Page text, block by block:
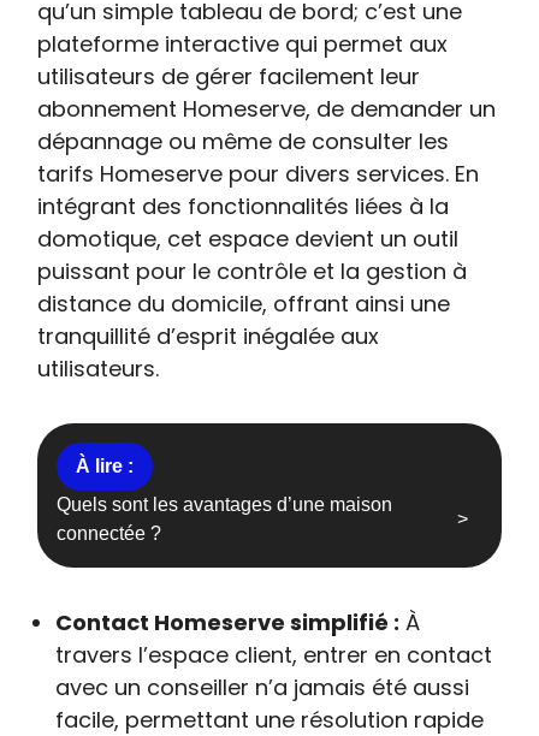
qu’un simple tableau de bord; c’est une
plateforme interactive qui permet aux
utilisateurs de gérer facilement leur
abonnement Homeserve, de demander un
dépannage ou même de consulter les
tarifs Homeserve pour divers services. En
intégrant des fonctionnalités liées à la
domotique, cet espace devient un outil
puissant pour le contrôle et la gestion à
distance du domicile, offrant ainsi une
tranquillité d’esprit inégalée aux
utilisateurs.
Quels sont les avantages d’une maison
connectée ?
Contact Homeserve simplifié : À
travers l’espace client, entrer en contact
avec un conseiller n’a jamais été aussi
facile, permettant une résolution rapide